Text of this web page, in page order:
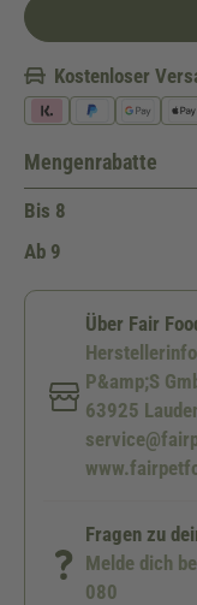
Kostenloser
Mengenrabatte
Bis 8
Ab 9
Über Fair
P&amp;S
63925
Fragen zu
Melde dich
080